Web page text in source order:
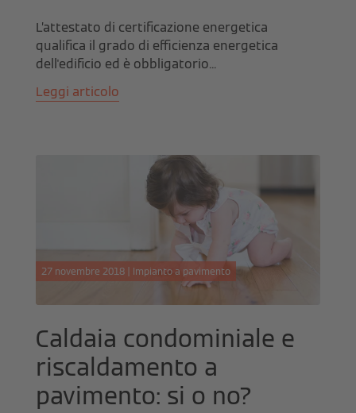
L’attestato di certificazione energetica
qualifica il grado di efficienza energetica
dell'edificio ed è obbligatorio...
Leggi articolo
27 novembre 2018 | Impianto a pavimento
Caldaia condominiale e
riscaldamento a
pavimento: si o no?